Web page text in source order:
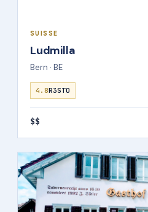
SUISSE
Ludmilla
Bern · BE
4.8R3STO
$$